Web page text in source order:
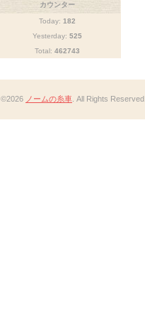
カウンター
Today: 182
Yesterday: 525
Total: 462743
©2026 ノームの糸車 . All Rights Reserved.